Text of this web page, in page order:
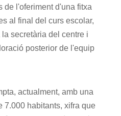
de l'oferiment d'una fitxa
al final del curs escolar,
secretària del centre i
posterior de l'equip
actualment, amb una
7.000 habitants, xifra que